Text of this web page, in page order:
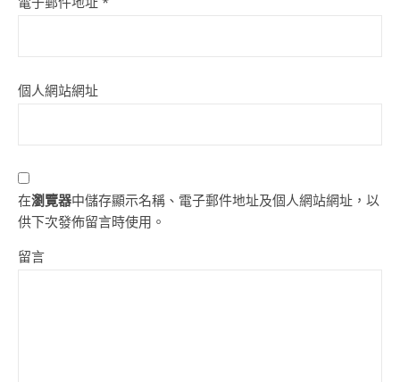
個人網站網址
在瀏覽器中儲存顯示名稱、電子郵件地址及個人網站網址，以
供下次發佈留言時使用。
留言